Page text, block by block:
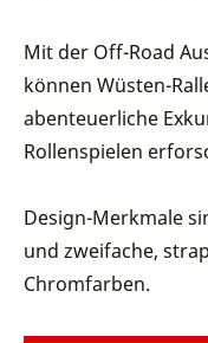
Mit der Off-Road
können Wüsten-
abenteuerliche
Rollenspielen
Design-Merkmale
und zweifache,
Chromfarben.